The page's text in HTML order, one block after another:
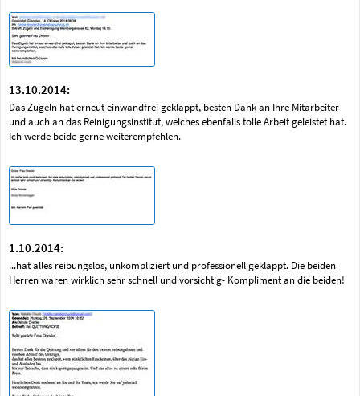
13.10.2014:
Das Zügeln hat erneut einwandfrei geklappt, besten Dank an Ihre Mitarbeiter
und auch an das Reinigungsinstitut, welches ebenfalls tolle Arbeit geleistet hat.
Ich werde beide gerne weiterempfehlen.
1.10.2014:
...hat alles reibungslos, unkompliziert und professionell geklappt. Die beiden
Herren waren wirklich sehr schnell und vorsichtig- Kompliment an die beiden!